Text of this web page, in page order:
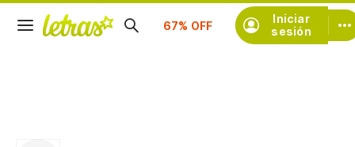
Iniciar
sesión